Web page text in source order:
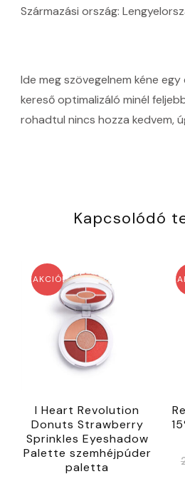
Származási ország:
Ide meg szövegelnem kéne
kereső optimalizáló minél
rohadtul nincs hozza kedvem,
Kapcsolódó
AKCIÓ!
I Heart Revolution
Donuts Strawberry
Sprinkles Eyeshadow
Palette szemhéjpúder
paletta